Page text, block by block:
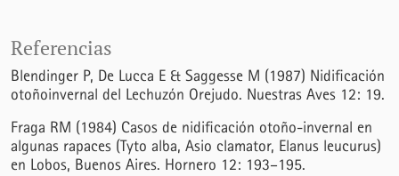
Referencias
Blendinger P, De Lucca E & Saggesse M (1987) Nidificación
otoñoinvernal del Lechuzón Orejudo. Nuestras Aves 12: 19.
Fraga RM (1984) Casos de nidificación otoño-invernal en
algunas rapaces (Tyto alba, Asio clamator, Elanus leucurus)
en Lobos, Buenos Aires. Hornero 12: 193–195.